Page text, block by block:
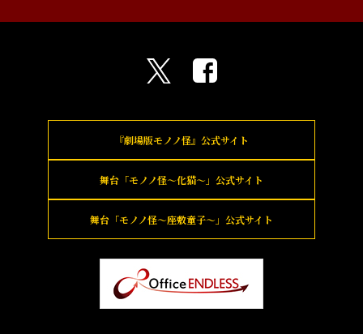
『劇場版モノノ怪』 公式サイト
舞台「モノノ怪～化猫～」 公式サイト
舞台「モノノ怪～座敷童子～」 公式サイト